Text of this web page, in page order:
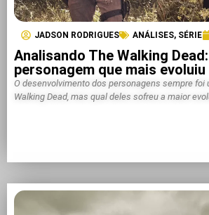
JADSON RODRIGUES ANÁLISES, SÉRIE
Analisando The Walking
personagem que mais evoluiu
O desenvolvimento dos personagens sempre foi
Walking Dead, mas qual deles sofreu a maior